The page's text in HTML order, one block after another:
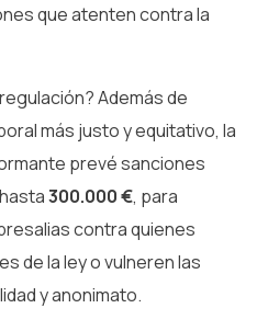
que atenten contra la
Además de
más justo y equitativo, la
prevé sanciones
300.000 €, para
contra quienes
de la ley o vulneren las
y anonimato.